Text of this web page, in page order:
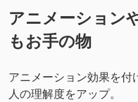
アニメーション
もお手の物
アニメーション効果を付
人の理解度をアップ。